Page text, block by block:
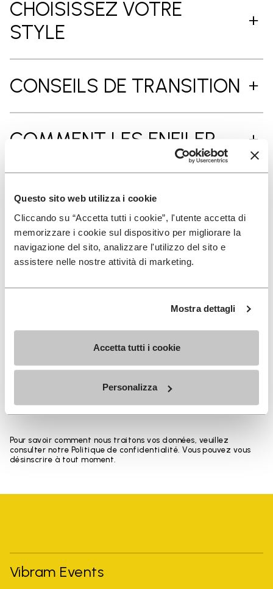
Questo sito web utilizza i cookie
Cliccando su “Accetta tutti i cookie”, l'utente accetta di
memorizzare i cookie sul dispositivo per migliorare la
navigazione del sito, analizzare l'utilizzo del sito e
assistere nelle nostre attività di marketing.
Mostra dettagli
Accetta tutti i cookie
Personalizza
CHOISISSEZ VOTRE
STYLE
CONSEILS DE TRANSITION
COMMENT LES ENFILER
CONSEILS D’ENTRETIEN
Confidentialitéde Vibram et jaccepte le
traitement de mes données personnelles afin de
Pour savoir comment nous traitons vos données, veuillez
consulter notre Politique de confidentialité. Vous pouvez vous
désinscrire à tout moment.
Vibram Events